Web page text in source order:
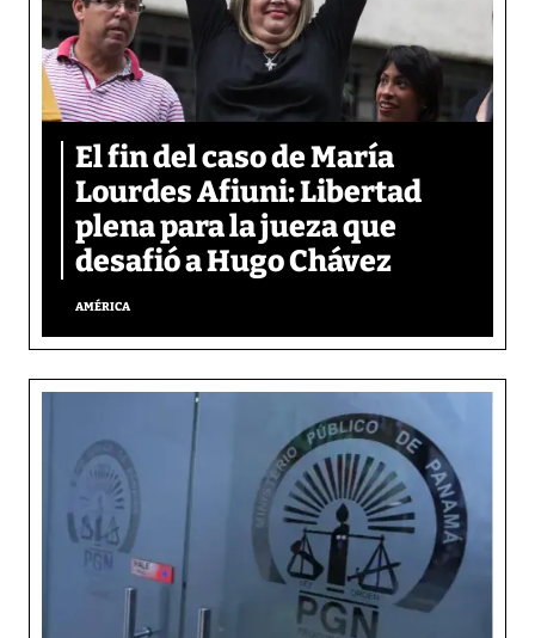
El fin del caso de María
Lourdes Afiuni: Libertad
plena para la jueza que
desafió a Hugo Chávez
AMÉRICA